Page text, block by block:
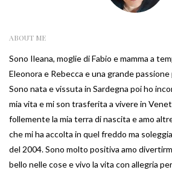
ABOUT ME
Sono Ileana, moglie di Fabio e mamma a
Eleonora e Rebecca e una grande passione
Sono nata e vissuta in Sardegna poi ho
mia vita e mi son trasferita a vivere in
follemente la mia terra di nascita e amo
che mi ha accolta in quel freddo ma
del 2004. Sono molto positiva amo
bello nelle cose e vivo la vita con allegria